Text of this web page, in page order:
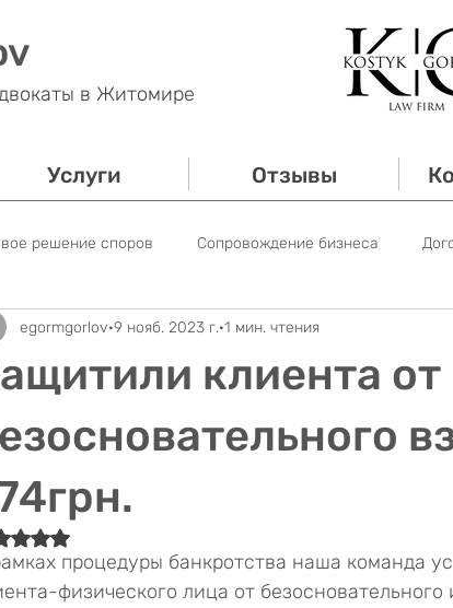
в Житомире
Услуги Отзывы
решение споров Сопровождение бизнеса
Налоговое право Трудовое право
право
клиента от
egormgorlov 9 нояб. 2023 г. 1 мин. чтения
Оценка: не число из 5 звезд.
процедуры банкротства наша команда
физического лица от